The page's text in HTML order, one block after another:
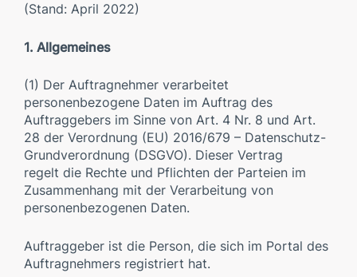
(Stand: April 2022)
1. Allgemeines
(1) Der Auftragnehmer verarbeitet
personenbezogene Daten im Auftrag des
Auftraggebers im Sinne von Art. 4 Nr. 8 und Art.
28 der Verordnung (EU) 2016/679 – Datenschutz-
Grundverordnung (DSGVO). Dieser Vertrag
regelt die Rechte und Pflichten der Parteien im
Zusammenhang mit der Verarbeitung von
personenbezogenen Daten.
Auftraggeber ist die Person, die sich im Portal des
Auftragnehmers registriert hat.